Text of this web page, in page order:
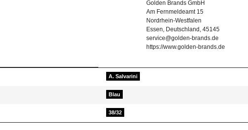
Golden Brands GmbH
Am Fernmeldeamt 15
Nordrhein-Westfalen
Essen, Deutschland, 45145
service@golden-brands.de
https://www.golden-brands.de
A. Salvarini
Blau
38/32